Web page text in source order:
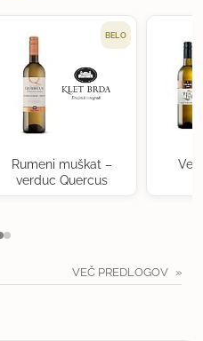
BELO
Rumeni muškat –
verduc Quercus
VEČ PREDLOGOV